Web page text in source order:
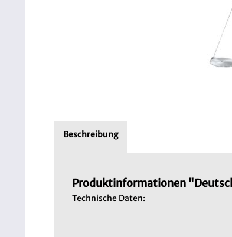
Beschreibung
Produktinformationen
Technische Daten: